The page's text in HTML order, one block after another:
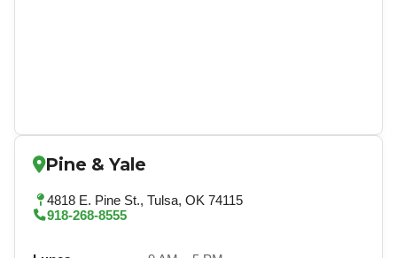
Pine & Yale
4818 E. Pine St., Tulsa, OK 74115
918-268-8555